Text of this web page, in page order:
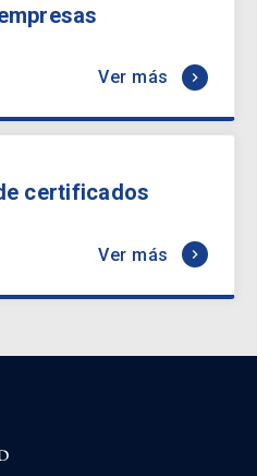
Ver más keyboard_arrow_right
certificados
Ver más keyboard_arrow_right